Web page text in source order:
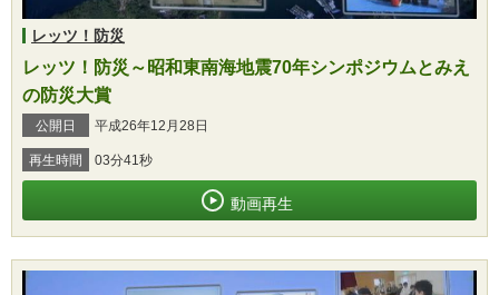
レッツ！防災
レッツ！防災～昭和東南海地震70年シンポジウムとみえ
の防災大賞
公開日 平成26年12月28日
再生時間 03分41秒
動画再生